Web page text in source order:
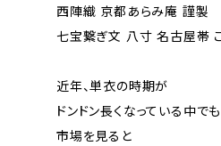
西陣織 京都あらみ庵 謹製
七宝繋ぎ文 八寸 名古屋帯
近年、単衣の時期が
ドンドン長くなっている中でも
市場を見ると